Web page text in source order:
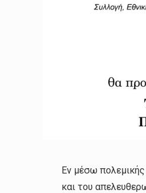
Εν μέσω
και του